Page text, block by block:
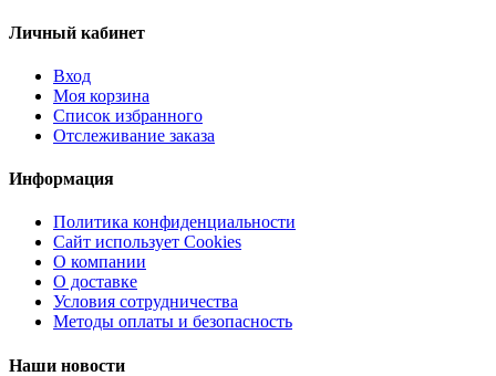
Личный кабинет
Вход
Моя корзина
Список избранного
Отслеживание заказа
Информация
Политика конфиденциальности
Сайт использует Cookies
О компании
О доставке
Условия сотрудничества
Методы оплаты и безопасность
Наши новости